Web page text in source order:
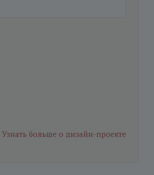
Узнать больше о дизайн-проекте